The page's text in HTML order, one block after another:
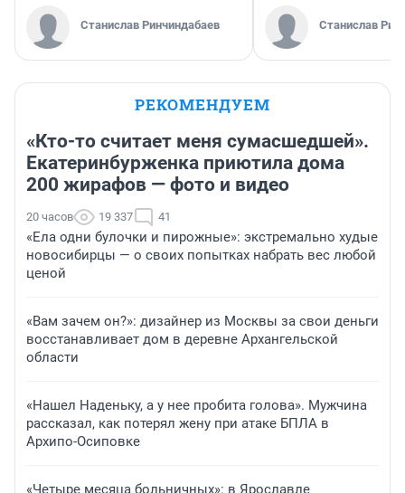
Станислав Ринчиндабаев Станислав
РЕКОМЕНДУЕМ
«Кто-то считает меня сумасшедшей».
Екатеринбурженка приютила дома
200 жирафов — фото и видео
20 часов 19 337 41
«Ела одни булочки и пирожные»: экстремально худые
новосибирцы — о своих попытках набрать вес любой
ценой
«Вам зачем он?»: дизайнер из Москвы за свои деньги
восстанавливает дом в деревне Архангельской
области
«Нашел Наденьку, а у нее пробита голова». Мужчина
рассказал, как потерял жену при атаке БПЛА в
Архипо-Осиповке
«Четыре месяца больничных»: в Ярославле